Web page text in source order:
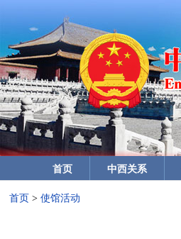
首页 中西关系
首页 > 使馆活动